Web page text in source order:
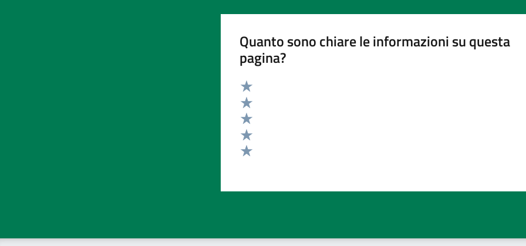
Quanto sono chiare le informazioni su questa
pagina?
Valuta 5 stelle su 5
Valuta 4 stelle su 5
Valuta 3 stelle su 5
Valuta 2 stelle su 5